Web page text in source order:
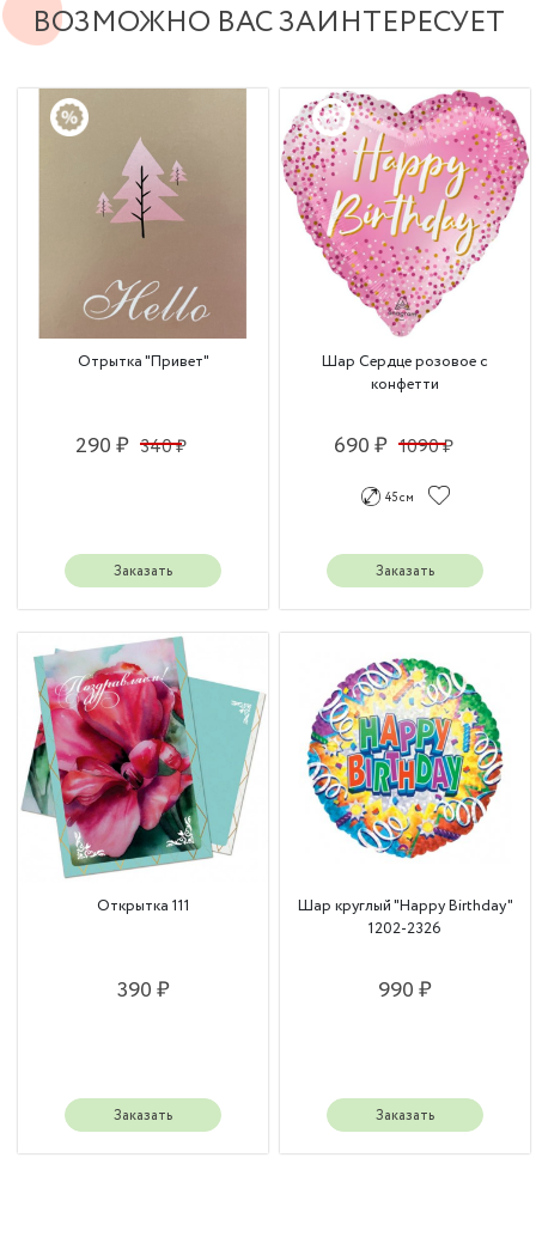
ВОЗМОЖНО ВАС ЗАИНТЕРЕСУЕТ
Отрытка "Привет"
290 ₽ 340 ₽
Заказать
Шар Сердце розовое с
конфетти
690 ₽ 1090 ₽
45 см
Заказать
Открытка 111
390 ₽
Заказать
Шар круглый "Happy Birthday"
1202-2326
990 ₽
Заказать